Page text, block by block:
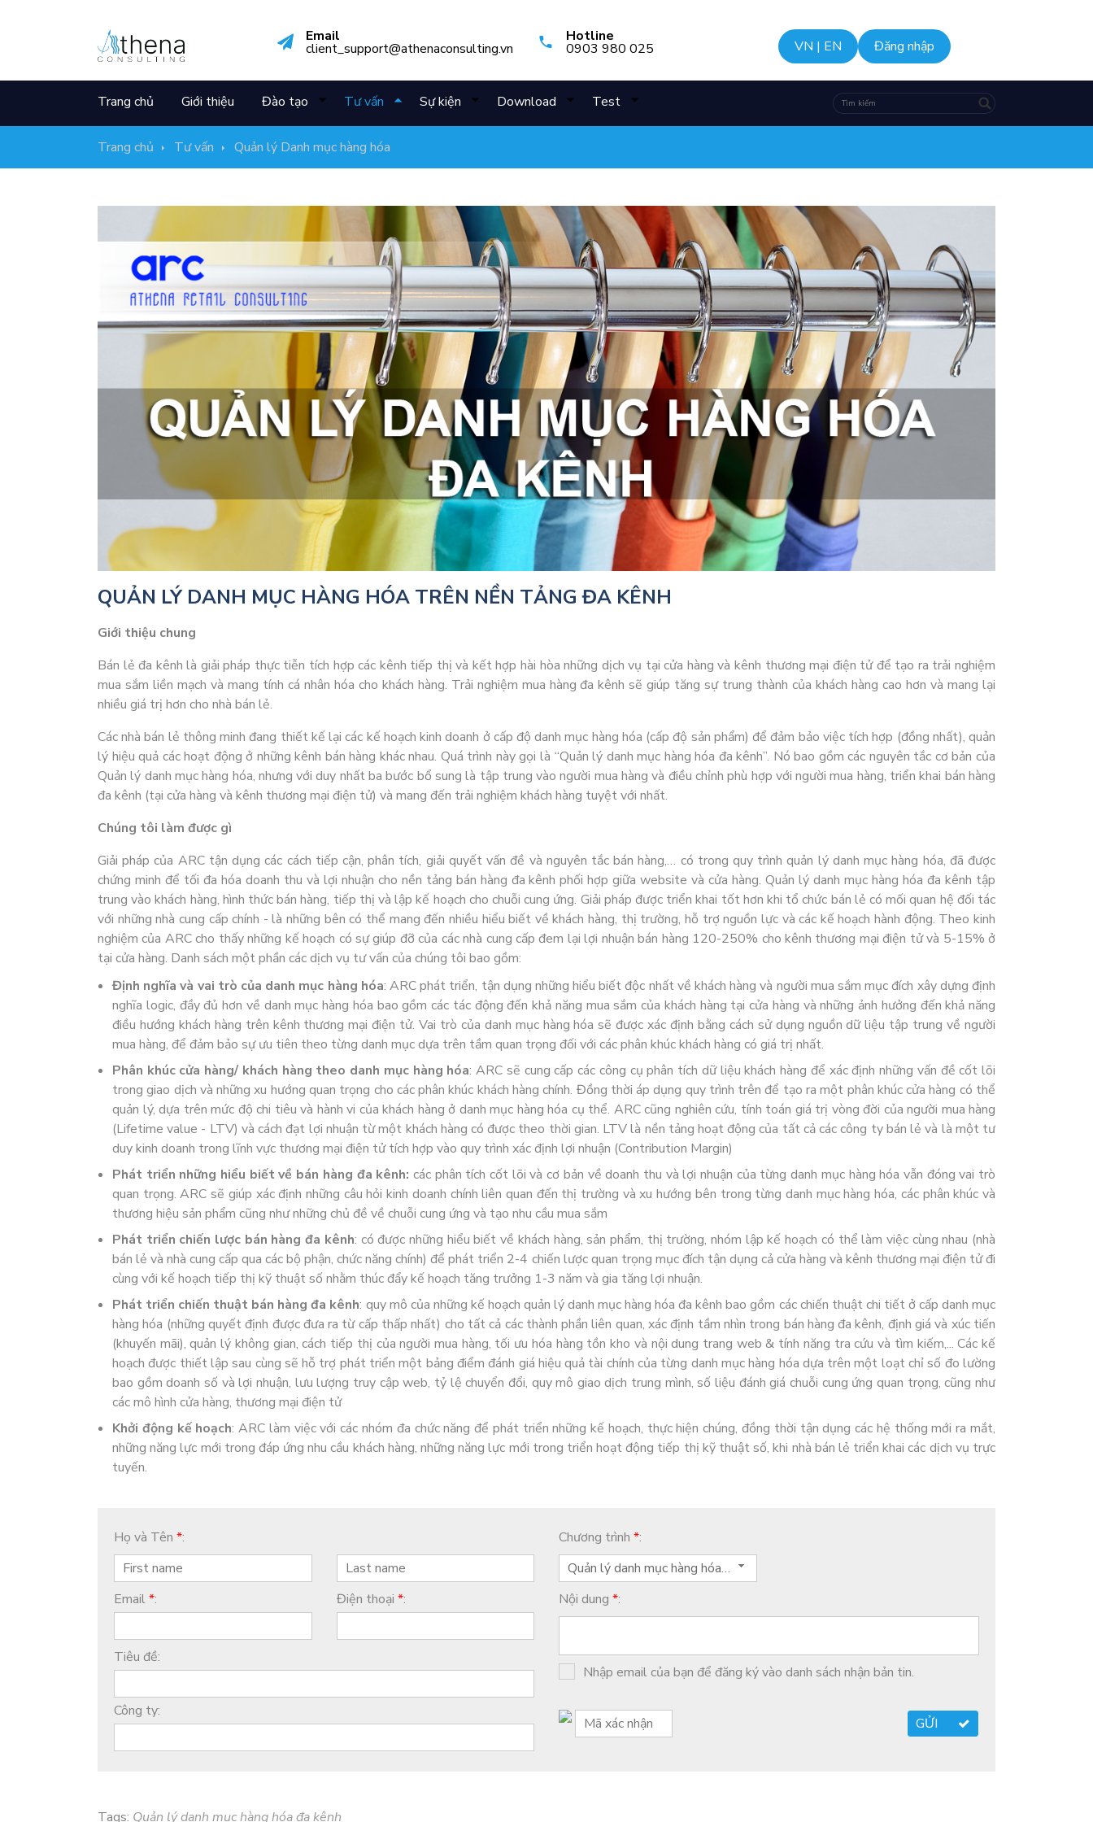
Email
client_support@athenaconsulting.vn
Hotline
0903 980 025 VN | EN Đăng nhập
Trang chủ Giới thiệu Đào tạo Tư vấn Sự kiện Download Test
Trang chủ Tư vấn Quản lý Danh mục hàng hóa
QUẢN LÝ DANH MỤC HÀNG HÓA TRÊN NỀN TẢNG ĐA KÊNH
Giới thiệu chung
Bán lẻ đa kênh là giải pháp thực tiễn tích hợp các kênh tiếp thị và kết hợp hài hòa những dịch vụ tại cửa hàng và kênh thương mại điện tử để tạo ra trải nghiệm
mua sắm liền mạch và mang tính cá nhân hóa cho khách hàng. Trải nghiệm mua hàng đa kênh sẽ giúp tăng sự trung thành của khách hàng cao hơn và mang lại
nhiều giá trị hơn cho nhà bán lẻ.
Các nhà bán lẻ thông minh đang thiết kế lại các kế hoạch kinh doanh ở cấp độ danh mục hàng hóa (cấp độ sản phẩm) để đảm bảo việc tích hợp (đồng nhất), quản
lý hiệu quả các hoạt động ở những kênh bán hàng khác nhau. Quá trình này gọi là “Quản lý danh mục hàng hóa đa kênh”. Nó bao gồm các nguyên tắc cơ bản của
Quản lý danh mục hàng hóa, nhưng với duy nhất ba bước bổ sung là tập trung vào người mua hàng và điều chỉnh phù hợp với người mua hàng, triển khai bán hàng
đa kênh (tại cửa hàng và kênh thương mại điện tử) và mang đến trải nghiệm khách hàng tuyệt với nhất.
Chúng tôi làm được gì
Giải pháp của ARC tận dụng các cách tiếp cận, phân tích, giải quyết vấn đề và nguyên tắc bán hàng,… có trong quy trình quản lý danh mục hàng hóa, đã được
chứng minh để tối đa hóa doanh thu và lợi nhuận cho nền tảng bán hàng đa kênh phối hợp giữa website và cửa hàng. Quản lý danh mục hàng hóa đa kênh tập
trung vào khách hàng, hình thức bán hàng, tiếp thị và lập kế hoạch cho chuỗi cung ứng. Giải pháp được triển khai tốt hơn khi tổ chức bán lẻ có mối quan hệ đối tác
với những nhà cung cấp chính - là những bên có thể mang đến nhiều hiểu biết về khách hàng, thị trường, hỗ trợ nguồn lực và các kế hoạch hành động. Theo kinh
nghiệm của ARC cho thấy những kế hoạch có sự giúp đỡ của các nhà cung cấp đem lại lợi nhuận bán hàng 120-250% cho kênh thương mại điện tử và 5-15% ở
tại cửa hàng. Danh sách một phần các dịch vụ tư vấn của chúng tôi bao gồm:
Định nghĩa và vai trò của danh mục hàng hóa: ARC phát triển, tận dụng những hiểu biết độc nhất về khách hàng và người mua sắm mục đích xây dựng định
nghĩa logic, đầy đủ hơn về danh mục hàng hóa bao gồm các tác động đến khả năng mua sắm của khách hàng tại cửa hàng và những ảnh hưởng đến khả năng
điều hướng khách hàng trên kênh thương mại điện tử. Vai trò của danh mục hàng hóa sẽ được xác định bằng cách sử dụng nguồn dữ liệu tập trung về người
mua hàng, để đảm bảo sự ưu tiên theo từng danh mục dựa trên tầm quan trọng đối với các phân khúc khách hàng có giá trị nhất.
Phân khúc cửa hàng/ khách hàng theo danh mục hàng hóa: ARC sẽ cung cấp các công cụ phân tích dữ liệu khách hàng để xác định những vấn đề cốt lõi
trong giao dịch và những xu hướng quan trọng cho các phân khúc khách hàng chính. Đồng thời áp dụng quy trình trên để tạo ra một phân khúc cửa hàng có thể
quản lý, dựa trên mức độ chi tiêu và hành vi của khách hàng ở danh mục hàng hóa cụ thể. ARC cũng nghiên cứu, tính toán giá trị vòng đời của người mua hàng
(Lifetime value - LTV) và cách đạt lợi nhuận từ một khách hàng có được theo thời gian. LTV là nền tảng hoạt động của tất cả các công ty bán lẻ và là một tư
duy kinh doanh trong lĩnh vực thương mại điện tử tích hợp vào quy trình xác định lợi nhuận (Contribution Margin)
Phát triển những hiểu biết về bán hàng đa kênh: các phân tích cốt lõi và cơ bản về doanh thu và lợi nhuận của từng danh mục hàng hóa vẫn đóng vai trò
quan trọng. ARC sẽ giúp xác định những câu hỏi kinh doanh chính liên quan đến thị trường và xu hướng bên trong từng danh mục hàng hóa, các phân khúc và
thương hiệu sản phẩm cũng như những chủ đề về chuỗi cung ứng và tạo nhu cầu mua sắm
Phát triển chiến lược bán hàng đa kênh: có được những hiểu biết về khách hàng, sản phẩm, thị trường, nhóm lập kế hoạch có thể làm việc cùng nhau (nhà
bán lẻ và nhà cung cấp qua các bộ phận, chức năng chính) để phát triển 2-4 chiến lược quan trọng mục đích tận dụng cả cửa hàng và kênh thương mại điện tử đi
cùng với kế hoạch tiếp thị kỹ thuật số nhằm thúc đẩy kế hoạch tăng trưởng 1-3 năm và gia tăng lợi nhuận.
Phát triển chiến thuật bán hàng đa kênh: quy mô của những kế hoạch quản lý danh mục hàng hóa đa kênh bao gồm các chiến thuật chi tiết ở cấp danh mục
hàng hóa (những quyết định được đưa ra từ cấp thấp nhất) cho tất cả các thành phần liên quan, xác định tầm nhìn trong bán hàng đa kênh, định giá và xúc tiến
(khuyến mãi), quản lý không gian, cách tiếp thị của người mua hàng, tối ưu hóa hàng tồn kho và nội dung trang web & tính năng tra cứu và tìm kiếm,... Các kế
hoạch được thiết lập sau cùng sẽ hỗ trợ phát triển một bảng điểm đánh giá hiệu quả tài chính của từng danh mục hàng hóa dựa trên một loạt chỉ số đo lường
bao gồm doanh số và lợi nhuận, lưu lượng truy cập web, tỷ lệ chuyển đổi, quy mô giao dịch trung mình, số liệu đánh giá chuỗi cung ứng quan trọng, cũng như
các mô hình cửa hàng, thương mại điện tử
Khởi động kế hoạch: ARC làm việc với các nhóm đa chức năng để phát triển những kế hoạch, thực hiện chúng, đồng thời tận dụng các hệ thống mới ra mắt,
những năng lực mới trong đáp ứng nhu cầu khách hàng, những năng lực mới trong triển hoạt động tiếp thị kỹ thuật số, khi nhà bán lẻ triển khai các dịch vụ trực
tuyến.
Họ và Tên *:
Email*: Điện thoại *:
Tiêu đề:
Công ty:
Chương trình *:
Quản lý danh mục hàng hóa đa kênh
Nội dung *:
Nhập email của bạn để đăng ký vào danh sách nhận bản tin.
Tags: Quản lý danh mục hàng hóa đa kênh